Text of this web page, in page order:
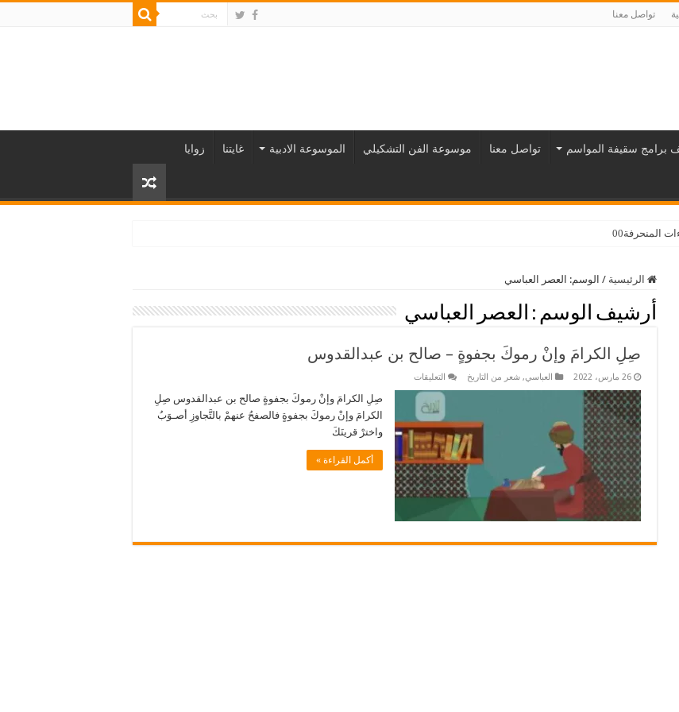
تواصل معنا
برامج سقيفة المواسم تواصل معنا موسوعة الفن التشكيلي الموسوعة الادبية غايتنا زوايا
المنحرفة00
الرئيسية / الوسم: العصر العباسي
أرشيف الوسم : العصر العباسي
صِلِ الكرامَ وإنْ رموكَ بجفوةٍ – صالح بن عبدالقدوس
26 مارس، 2022 العباسي, شعر من التاريخ التعليقات
بجفوةٍ
صالح
بن
عبدالقدوس
مغلقة
صِلِ الكرامَ وإنْ رموكَ بجفوةٍ صالح بن عبدالقدوس صِلِ
الكرامَ وإنْ رموكَ بجفوةٍ فالصفحُ عنهمْ بالتَّجاوزِ أصـوَبُ
واخترْ قرينَكَ
أكمل القراءة »